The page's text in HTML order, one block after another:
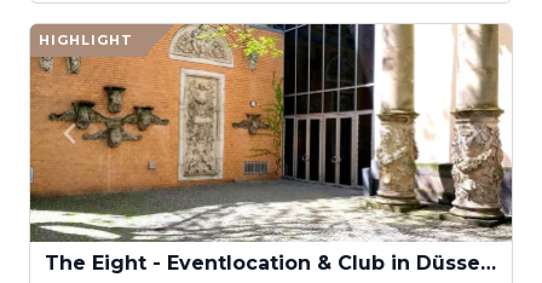
HIGHLIGHT
The Eight - Eventlocation & Club in Düsseldorf